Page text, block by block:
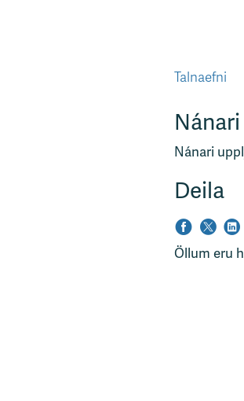
Talnaefni
Nánari
Deila
Öllum eru